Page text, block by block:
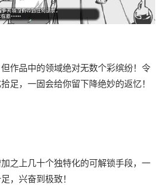
作品中的领域绝对无数个彩缤纷！令
足，一固会给你留下降绝妙的返忆！
之上几十个独特化的可解锁手段，一
，兴奋到极致！